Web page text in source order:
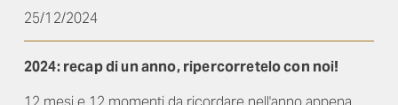
25/12/2024
2024: recap di un anno, ripercorretelo con noi!